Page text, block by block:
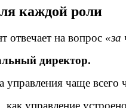
каждой роли
отвечает на вопрос «за
директор.
управления чаще
управление